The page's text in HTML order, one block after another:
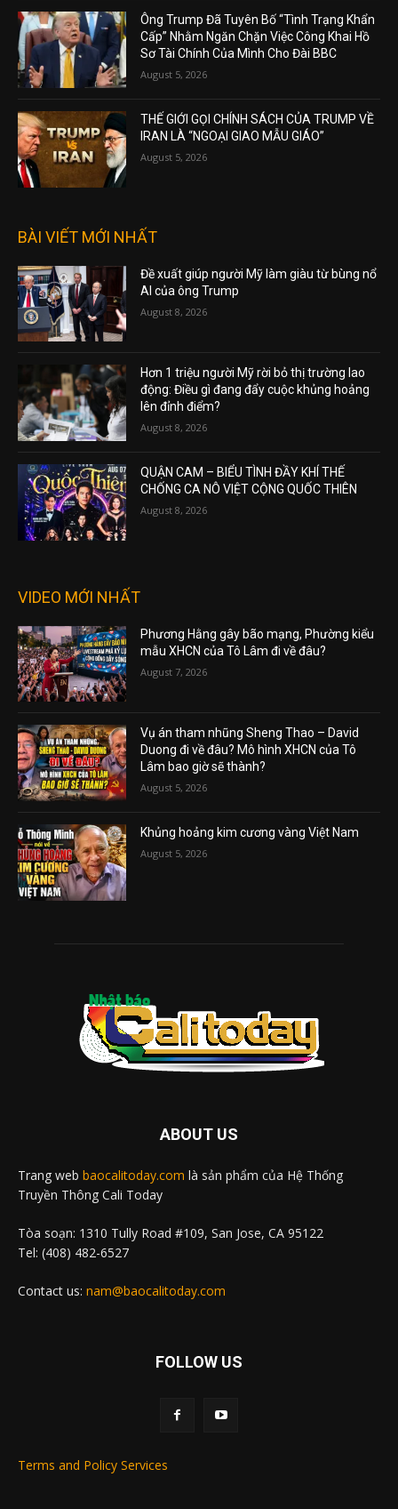
Ông Trump Đã Tuyên Bố “Tình Trạng Khẩn
Cấp” Nhằm Ngăn Chặn Việc Công Khai Hồ
Sơ Tài Chính Của Mình Cho Đài BBC
August 5, 2026
THẾ GIỚI GỌI CHÍNH SÁCH CỦA TRUMP VỀ
IRAN LÀ “NGOẠI GIAO MẪU GIÁO”
August 5, 2026
BÀI VIẾT MỚI NHẤT
Đề xuất giúp người Mỹ làm giàu từ bùng nổ
AI của ông Trump
August 8, 2026
Hơn 1 triệu người Mỹ rời bỏ thị trường lao
động: Điều gì đang đẩy cuộc khủng hoảng
lên đỉnh điểm?
August 8, 2026
QUẬN CAM – BIỂU TÌNH ĐẦY KHÍ THẾ
CHỐNG CA NÔ VIỆT CỘNG QUỐC THIÊN
August 8, 2026
VIDEO MỚI NHẤT
Phương Hằng gây bão mạng, Phường kiểu
mẫu XHCN của Tô Lâm đi về đâu?
August 7, 2026
Vụ án tham nhũng Sheng Thao – David
Duong đi về đâu? Mô hình XHCN của Tô
Lâm bao giờ sẽ thành?
August 5, 2026
Khủng hoảng kim cương vàng Việt Nam
August 5, 2026
ABOUT US
Trang web baocalitoday.com là sản phẩm của Hệ Thống
Truyền Thông Cali Today
Tòa soạn: 1310 Tully Road #109, San Jose, CA 95122
Tel: (408) 482-6527
Contact us: nam@baocalitoday.com
FOLLOW US
Terms and Policy Services